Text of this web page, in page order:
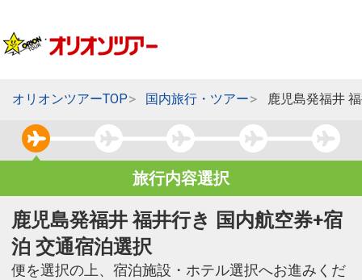
オリオンツアーTOP 国内旅行・ツアー 鹿児島発福井
旅行内容選択
鹿児島発福井 福井行き 国内航空券+宿
泊 交通宿泊選択
便を選択の上、宿泊施設・ホテル選択へお進みくだ